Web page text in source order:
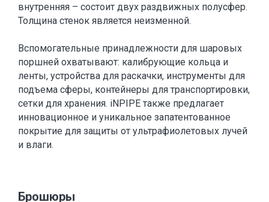
внутренняя – состоит двух раздвижных полусфер.
Толщина стенок является неизменной.
Вспомогательные принадлежности для шаровых
поршней охватывают: калибрующие кольца и
ленты, устройства для раскачки, инструменты для
подъема сферы, контейнеры для транспортировки,
сетки для хранения. iNPIPE также предлагает
инновационное и уникальное запатентованное
покрытие для защиты от ультрафиолетовых лучей
и влаги.
Брошюры